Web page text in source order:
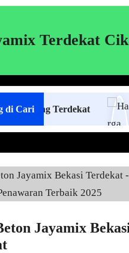
Terdekat
di Cari
Terdekat
Jayamix